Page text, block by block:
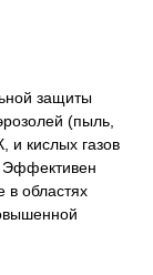
защиты
(пыль,
и кислых газов
Эффективен
в областях